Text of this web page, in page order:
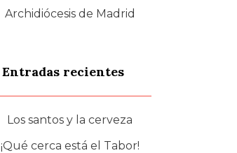
Archidiócesis de Madrid
Entradas recientes
Los santos y la cerveza
¡Qué cerca está el Tabor!